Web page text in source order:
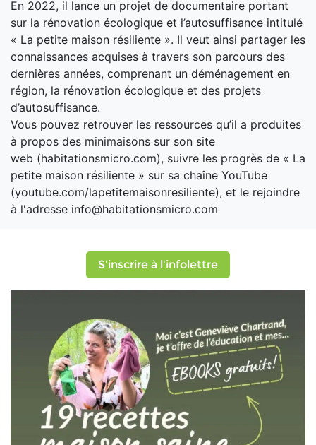
En 2022, il lance un projet de documentaire portant
sur la rénovation écologique et l’autosuffisance intitulé
« La petite maison résiliente ». Il veut ainsi partager les
connaissances acquises à travers son parcours des
dernières années, comprenant un déménagement en
région, la rénovation écologique et des projets
d’autosuffisance.
Vous pouvez retrouver les ressources qu’il a produites
à propos des minimaisons sur son site
web (habitationsmicro.com), suivre les progrès de « La
petite maison résiliente » sur sa chaîne YouTube
(youtube.com/lapetitemaisonresiliente), et le rejoindre
à l'adresse info@habitationsmicro.com
S'inscrire à l'infolettre